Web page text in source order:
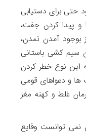
حتی برای دستیابی
و پیدا کردن جفت،
بوجود آمدن تمدن،
سیم کشی باستانی
این نوع خطر کردن
و دعواهای قومی
غلط و کهنه مغز
نمی توانست وقایع